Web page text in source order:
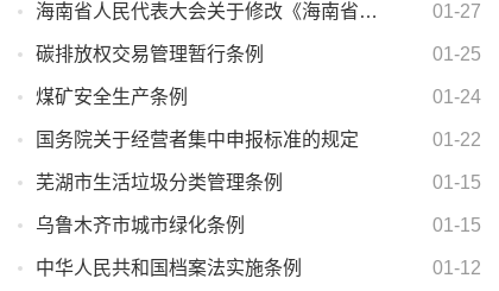
海南省人民代表大会关于修改《海南省制定与批准地方性法规条例》的决定 01-27
碳排放权交易管理暂行条例 01-25
煤矿安全生产条例 01-24
国务院关于经营者集中申报标准的规定 01-22
芜湖市生活垃圾分类管理条例 01-15
乌鲁木齐市城市绿化条例 01-15
中华人民共和国档案法实施条例 01-12